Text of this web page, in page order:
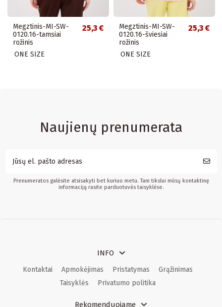
Megztinis-MI-SW-
0120.16-tamsiai
rožinis
25,3 €
ONE SIZE
Megztinis-MI-SW-
0120.16-šviesiai
rožinis
25,3 €
ONE SIZE
Naujienų prenumerata
Prenumeratos galėsite atsisakyti bet kuriuo metu. Tam tikslui mūsų kontaktinę
informaciją rasite parduotuvės taisyklėse.
INFO
Kontaktai Apmokėjimas Pristatymas
Grąžinimas
Taisyklės
Privatumo politika
Rekomenduojame